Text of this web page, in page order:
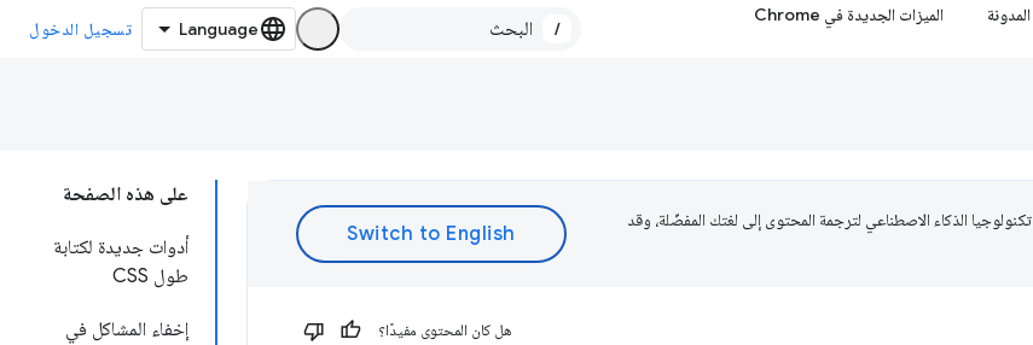
المدونة الميزات الجديدة في Chrome
/ تسجيل الدخول
على هذه الصفحة
أدوات جديدة لكتابة
طول CSS
إخفاء المشاكل في
تستخدم Google تكنولوجيا الذكاء الاصطناعي لترجمة المحتوى إلى لغتك المفضّلة، وقد
هل كان المحتوى مفيدًا؟